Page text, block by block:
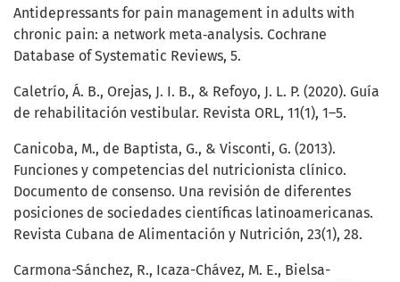
Antidepressants for pain management in adults with
chronic pain: a network meta‐analysis. Cochrane
Database of Systematic Reviews, 5.
Caletrío, Á. B., Orejas, J. I. B., & Refoyo, J. L. P. (2020). Guía
de rehabilitación vestibular. Revista ORL, 11(1), 1–5.
Canicoba, M., de Baptista, G., & Visconti, G. (2013).
Funciones y competencias del nutricionista clínico.
Documento de consenso. Una revisión de diferentes
posiciones de sociedades científicas latinoamericanas.
Revista Cubana de Alimentación y Nutrición, 23(1), 28.
Carmona-Sánchez, R., Icaza-Chávez, M. E., Bielsa-